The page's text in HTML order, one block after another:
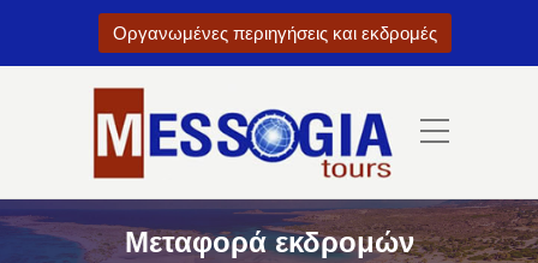
Μεταφορά εκδρομών
Οργανωμένες περιηγήσεις και εκδρομές